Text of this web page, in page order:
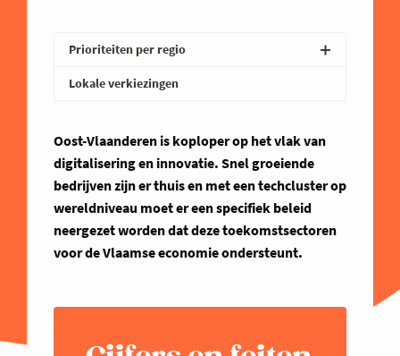
Oost-Vlaanderen is koploper op het vlak van
digitalisering en innovatie. Snel groeiende
bedrijven zijn er thuis en met een techcluster op
wereldniveau moet er een specifiek beleid
neergezet worden dat deze toekomstsectoren
voor de Vlaamse economie ondersteunt.
Prioriteiten per regio
West-Vlaanderen
Lokale verkiezingen